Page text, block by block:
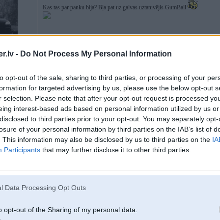
- Do Not Process My Personal Information
opt-out of the sale, sharing to third parties, or processing of your
for targeted advertising by us, please use the below opt-out
selection. Please note that after your opt-out request is processed
interest-based ads based on personal information utilized by us
to third parties prior to your opt-out. You may separately
of your personal information by third parties on the IAB’s list of
This information may also be disclosed by us to third parties on the
Participants that may further disclose it to other third parties.
Data Processing Opt Outs
opt-out of the Sharing of my personal data.
Kas tas par panku bija? Bļa pat uz galvas uztatuvējis GumBall
Tam čalim esot vēzis, neārstējams, cik nu viņam esot atlicis tad dzīvo kā
09. Apr 2018, 10:19
lidot